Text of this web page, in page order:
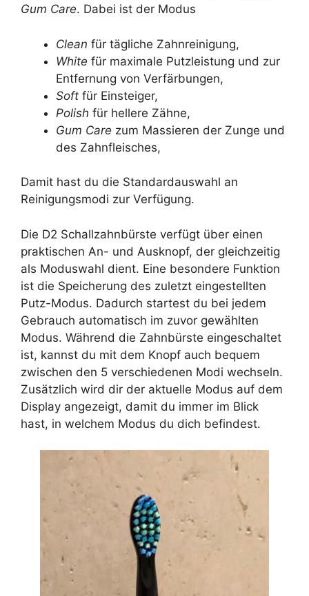
Gum Care. Dabei ist der Modus
Clean für tägliche Zahnreinigung,
White für maximale Putzleistung und zur
Entfernung von Verfärbungen,
Soft für Einsteiger,
Polish für hellere Zähne,
Gum Care zum Massieren der Zunge und
des Zahnfleisches,
Damit hast du die Standardauswahl an
Reinigungsmodi zur Verfügung.
Die D2 Schallzahnbürste verfügt über einen
praktischen An- und Ausknopf, der gleichzeitig
als Moduswahl dient. Eine besondere Funktion
ist die Speicherung des zuletzt eingestellten
Putz-Modus. Dadurch startest du bei jedem
Gebrauch automatisch im zuvor gewählten
Modus. Während die Zahnbürste eingeschaltet
ist, kannst du mit dem Knopf auch bequem
zwischen den 5 verschiedenen Modi wechseln.
Zusätzlich wird dir der aktuelle Modus auf dem
Display angezeigt, damit du immer im Blick
hast, in welchem Modus du dich befindest.